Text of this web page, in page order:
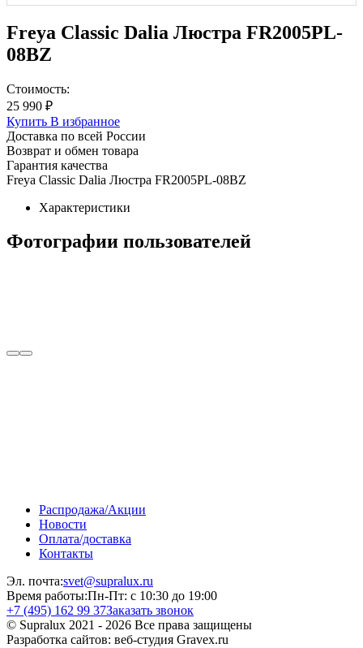
Freya Classic Dalia Люстра FR2005PL-
08BZ
Стоимость:
25 990 ₽
Купить В избранное
Доставка по всей России
Возврат и обмен товара
Гарантия качества
Freya Classic Dalia Люстра FR2005PL-08BZ
Характеристики
Фотографии пользователей
Распродажа/Акции
Новости
Оплата/доставка
Контакты
Эл. почта:svet@supralux.ru
Время работы:Пн-Пт: с 10:30 до 19:00
+7 (495) 162 99 37Заказать звонок
© Supralux 2021 - 2026 Все права защищены
Разработка сайтов: веб-студия Gravex.ru